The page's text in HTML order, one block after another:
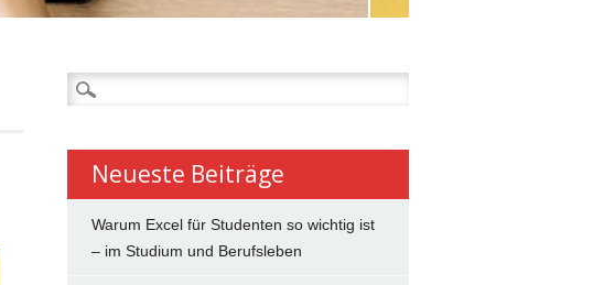
Suchen
nach:
Neueste Beiträge
Warum Excel für Studenten so wichtig ist
– im Studium und Berufsleben